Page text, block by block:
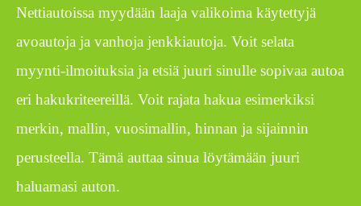
Nettiautoissa myydään laaja valikoima käytettyjä
avoautoja ja vanhoja jenkkiautoja. Voit selata
myynti-ilmoituksia ja etsiä juuri sinulle sopivaa autoa
eri hakukriteereillä. Voit rajata hakua esimerkiksi
merkin, mallin, vuosimallin, hinnan ja sijainnin
perusteella. Tämä auttaa sinua löytämään juuri
haluamasi auton.